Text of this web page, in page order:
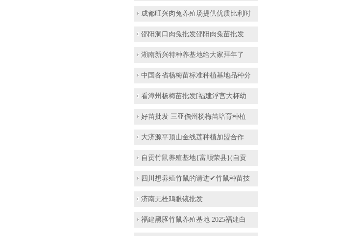
成都旺兴肉兔养殖场提供优质比利时
邵阳洞口肉兔批发邵阳肉兔苗批发
湖南新兴特种养基地给大家拜年了
中国各省杨梅苗标准种植基地品种分
看漳州杨梅苗批发[福建浮宫大杯幼
好苗批发 三亚儋州杨梅苗培育种植
大济源平顶山金线莲种植加盟合作
自贡竹鼠养殖基地{富顺荣县}(自贡
四川想养殖竹鼠的请进✔竹鼠种苗技
济南无栓鸡眼镜批发
福建黑豚竹鼠养殖基地 2025福建白